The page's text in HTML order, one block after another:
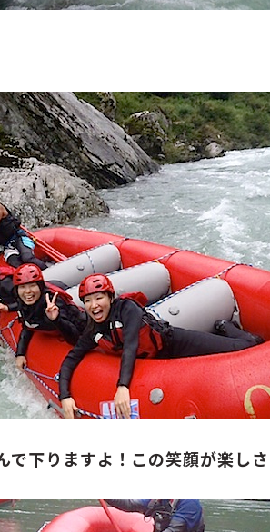
で下りますよ！この笑顔が楽しさ